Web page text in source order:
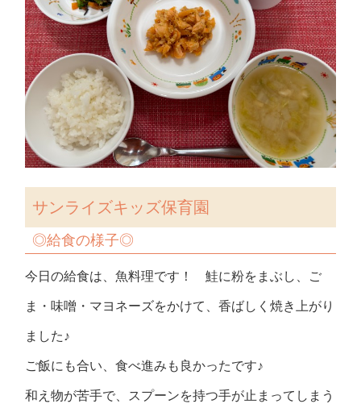
サンライズキッズ保育園
◎給食の様子◎
今日の給食は、魚料理です！ 鮭に粉をまぶし、ご
ま・味噌・マヨネーズをかけて、香ばしく焼き上がり
ました♪
ご飯にも合い、食べ進みも良かったです♪
和え物が苦手で、スプーンを持つ手が止まってしまう